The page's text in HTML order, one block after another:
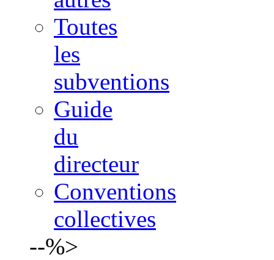
Toutes
les
subventions
Guide
du
directeur
Conventions
collectives
--%>